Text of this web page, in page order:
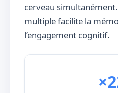
cerveau
multiple facilite la
l’engagement cognitif.